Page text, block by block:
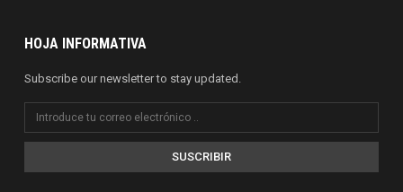
HOJA INFORMATIVA
Subscribe our newsletter to stay updated.
SUSCRIBIR